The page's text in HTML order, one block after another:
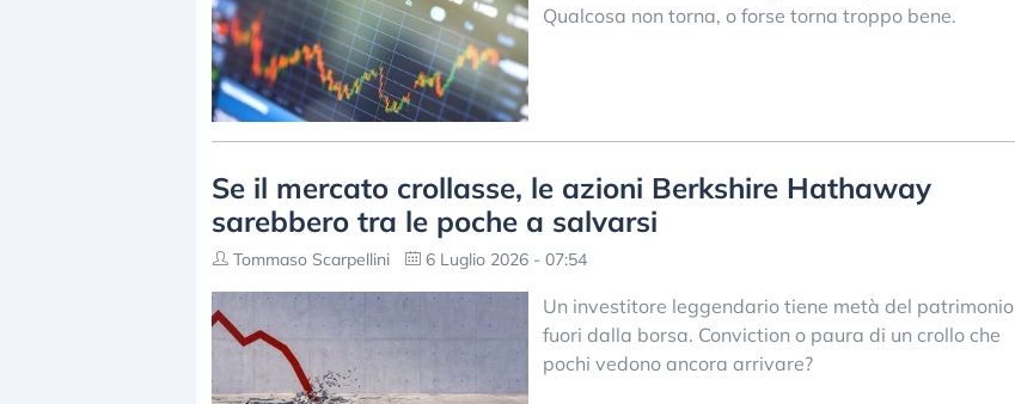
Qualcosa non torna, o forse torna troppo bene.
Se il mercato crollasse, le azioni Berkshire Hathaway
sarebbero tra le poche a salvarsi
Tommaso Scarpellini 6 Luglio 2026 - 07:54
Un investitore leggendario tiene metà del patrimonio
fuori dalla borsa. Conviction o paura di un crollo che
pochi vedono ancora arrivare?